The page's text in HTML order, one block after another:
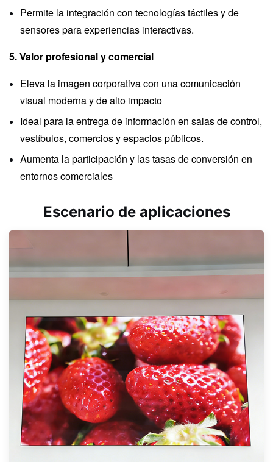
Permite la integración con tecnologías táctiles y de
sensores para experiencias interactivas.
5. Valor profesional y comercial
Eleva la imagen corporativa con una comunicación
visual moderna y de alto impacto
Ideal para la entrega de información en salas de control,
vestíbulos, comercios y espacios públicos.
Aumenta la participación y las tasas de conversión en
entornos comerciales
Escenario de aplicaciones